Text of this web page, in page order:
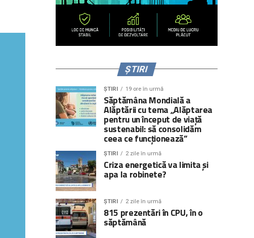
ȘTIRI
ȘTIRI 19 ore în urmă
Săptămâna Mondială a
Alăptării cu tema „Alăptarea
pentru un început de viață
sustenabil: să consolidăm
ceea ce funcționează”
ȘTIRI 2 zile în urmă
Criza energetică va limita și
apa la robinete?
ȘTIRI 2 zile în urmă
815 prezentări în CPU, în o
săptămână